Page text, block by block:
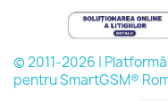
© 2011-2026 |
pentru SmartGSM®